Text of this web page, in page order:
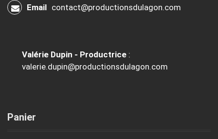
Email contact@productionsdulagon.com
Valérie Dupin - Productrice :
valerie.dupin@productionsdulagon.com
Panier